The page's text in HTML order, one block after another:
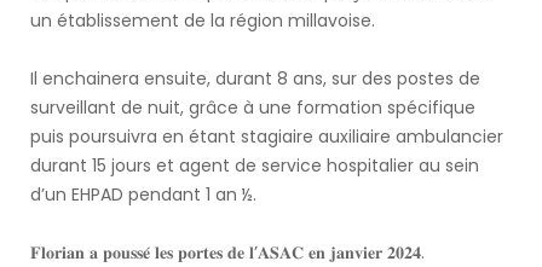
un établissement de la région millavoise.
Il enchainera ensuite, durant 8 ans, sur des postes de
surveillant de nuit, grâce à une formation spécifique
puis poursuivra en étant stagiaire auxiliaire ambulancier
durant 15 jours et agent de service hospitalier au sein
d’un EHPAD pendant 1 an ½.
𝐅𝐥𝐨𝐫𝐢𝐚𝐧 𝐚 𝐩𝐨𝐮𝐬𝐬𝐞́ 𝐥𝐞𝐬 𝐩𝐨𝐫𝐭𝐞𝐬 𝐝𝐞 𝐥’𝐀𝐒𝐀𝐂 𝐞𝐧 𝐣𝐚𝐧𝐯𝐢𝐞𝐫 𝟐𝟎𝟐𝟒.